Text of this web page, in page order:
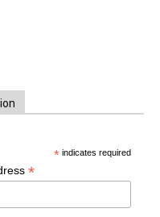
* indicates required
*